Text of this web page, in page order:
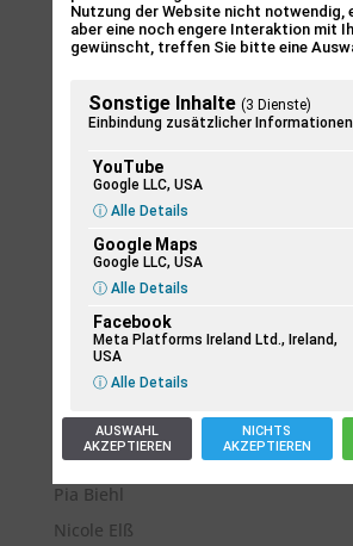
Pfingstnovene 2026 – Montag vor
Die Geistkraft braucht den Stuhl-
Gemeinschaft.Sie lässt sich
beieinander sind. Komm in...
Neueste Beiträge
Ulrike Groß
Dr. Anne-Madeleine Plum
Martina Hack
Pia Biehl
Nicole Elß
Nutzung der Website nicht notwendig,
aber eine noch engere Interaktion mit
gewünscht, treffen Sie bitte eine
Sonstige Inhalte (3 Dienste)
Einbindung zusätzlicher Informationen
YouTube
Google LLC, USA
ⓘ Alle Details
Google Maps
Google LLC, USA
ⓘ Alle Details
Facebook
Meta Platforms Ireland Ltd., Ireland,
USA
ⓘ Alle Details
AUSWAHL
AKZEPTIEREN
NICHTS
AKZEPTIEREN